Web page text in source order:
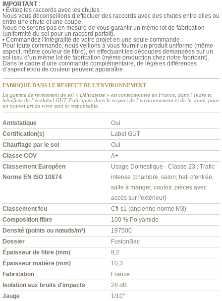
IMPORTANT:
• Évitez les raccords avec les chutes :
Nous vous déconseillons d’effectuer des raccords avec des chutes entre elles ou
entre une chute et une coupe.
Nous ne serons pas en mesure de vous garantir un même lot de fabrication
(uniformité du sol pour un raccord parfait).
• Commandez l'intégralité de votre projet en une seule commande :
Pour toute commande, nous veillons à vous fournir un produit uniforme (même
aspect, même couleur de fibre), en effectuant les découpes demandées sur un
sol issu d’un même lot de fabrication (même production chez notre fabricant).
Dans le cadre d’une commande complémentaire, de légères différences
d’aspect et/ou de couleur peuvent apparaître.
FABRIQUÉ DANS LE RESPECT DE L’ENVIRONNEMENT
La gamme de revêtement de sol « Délicatesse » est confectionnée en France, dans l’Indre et
bénéficie de l’écolabel GUT. Fabriquée dans le respect de l’environnement et de la santé, pour
un nouvel art de vivre sain et responsable.
Antistatique
Oui
Certification(s)
Label GUT
Chauffage par le sol
Oui
Classe COV
A+
Classement Européen
Norme EN ISO 10874
Usage Domestique - Classe 23 : Trafic
intense (chambre, salon, hall d'entrée,
salle à manger, couloir, pièces avec
accès sur l'extérieur)
Classement feu
Cfl-s1 (ancienne norme M3)
Composition fibre
100 % Polyamide
Densité (points ou nœuds/m²)
197500
Dossier
FusionBac
Épaisseur de fibre (mm)
8,2
Épaisseur matière (mm)
10,3
Fabrication
France
Isolation aux bruits d'impacts
28 dB
Jauge
1/10"